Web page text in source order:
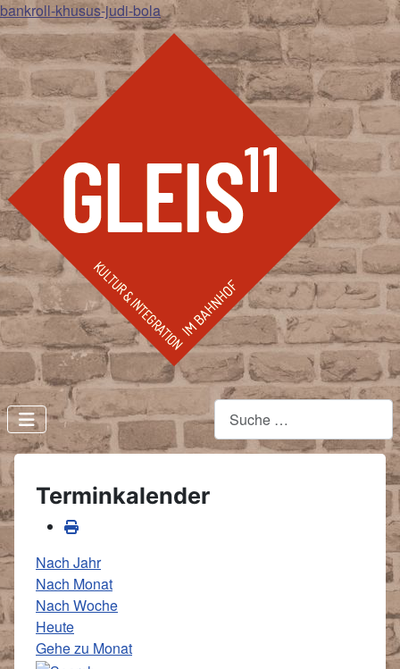
bankroll-khusus-judi-bola
Terminkalender
Nach Jahr
Nach Monat
Nach Woche
Heute
Gehe zu Monat